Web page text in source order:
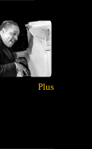
Plus